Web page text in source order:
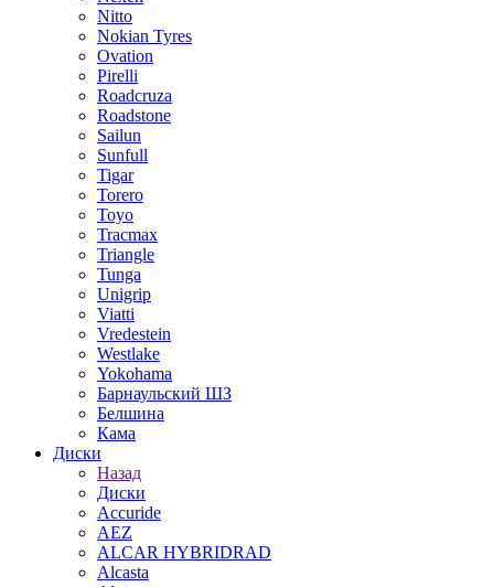
Nitto
Nokian Tyres
Ovation
Pirelli
Roadcruza
Roadstone
Sailun
Sunfull
Tigar
Torero
Toyo
Tracmax
Triangle
Tunga
Unigrip
Viatti
Vredestein
Westlake
Yokohama
Барнаульский ШЗ
Белшина
Кама
Диски
Назад
Диски
Accuride
AEZ
ALCAR HYBRIDRAD
Alcasta